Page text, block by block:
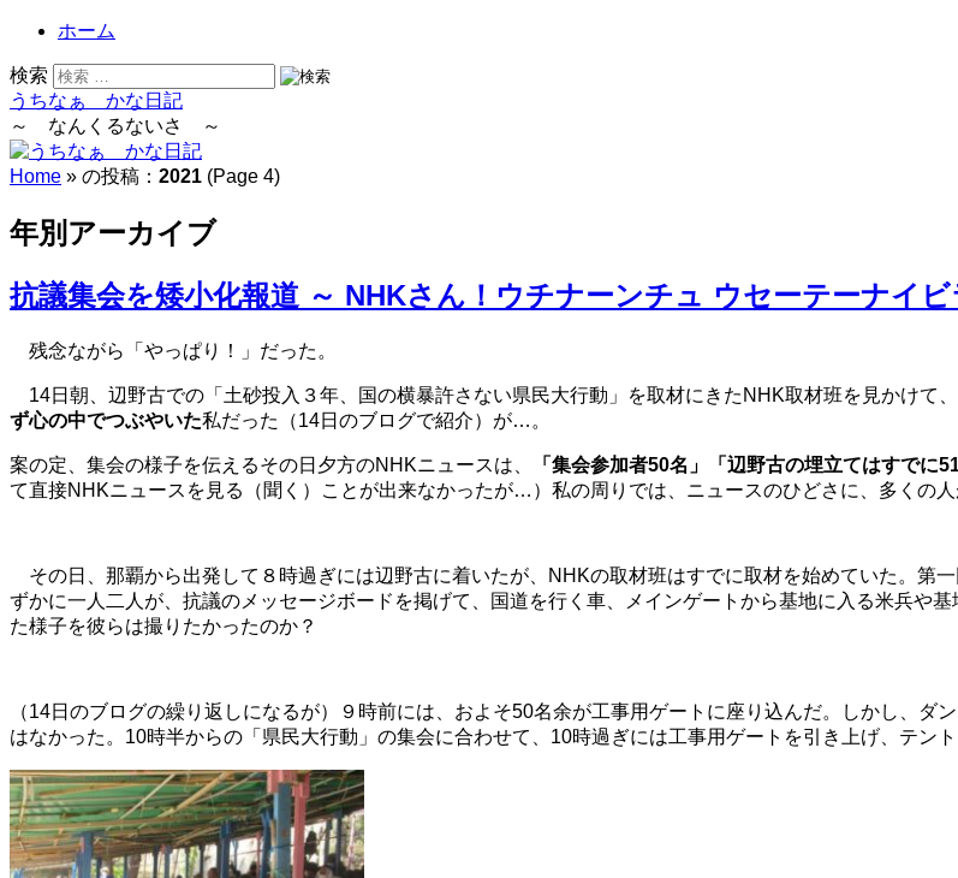
ホーム
検索
うちなぁ かな日記
～ なんくるないさ ～
Home » の投稿： 2021 (Page 4)
年別アーカイブ
抗議集会を矮小化報道 ～ NHKさん！ウチナーンチュ ウセーテーナイ
残念ながら「やっぱり！」だった。
14日朝、辺野古での「土砂投入３年、国の横暴許さない県民大行動」を取材にきたNHK取材班を見かけて、
ず心の中でつぶやいた私だった（14日のブログで紹介）が…。
案の定、集会の様子を伝えるその日夕方のNHKニュースは、 「集会参加者50名」「辺野古の埋立てはすでに
て直接NHKニュースを見る（聞く）ことが出来なかったが…）私の周りでは、ニュースのひどさに、多くの
その日、那覇から出発して８時過ぎには辺野古に着いたが、NHKの取材班はすでに取材を始めていた。第
ずかに一人二人が、抗議のメッセージボードを掲げて、国道を行く車、メインゲートから基地に入る米兵や
た様子を彼らは撮りたかったのか？
（14日のブログの繰り返しになるが）９時前には、およそ50名余が工事用ゲートに座り込んだ。しかし、ダ
はなかった。10時半からの「県民大行動」の集会に合わせて、10時過ぎには工事用ゲートを引き上げ、テント